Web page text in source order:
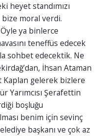
heyet standımızı
moral verdi.
ya binlerce
teneffüs edecek
sohbet edecektik. Ne
İhsan Ataman
Kaplan gelerek bizlere
Yarımcısı Şerafettin
boşluğu
benim için sevinç
başkanı ve çok az